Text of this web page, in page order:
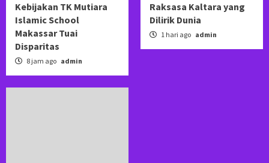
Kebijakan TK Mutiara
Islamic School
Makassar Tuai
Disparitas
8 jam ago admin
Raksasa Kaltara yang
Dilirik Dunia
1 hari ago admin